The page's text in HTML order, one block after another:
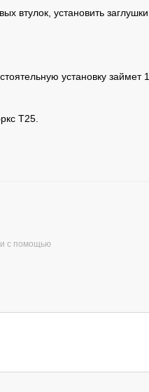
втулок, установить
установку займет
Т25.
с помощью